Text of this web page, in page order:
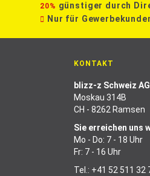
20% günstiger durch
Nur für
KONTAKT
blizz-z Schweiz AG
Moskau 314B
CH - 8262 Ramsen
Sie erreichen uns
Mo - Do: 7 - 18 Uhr
Fr: 7 - 16 Uhr
Tel.: +41 52 511 32